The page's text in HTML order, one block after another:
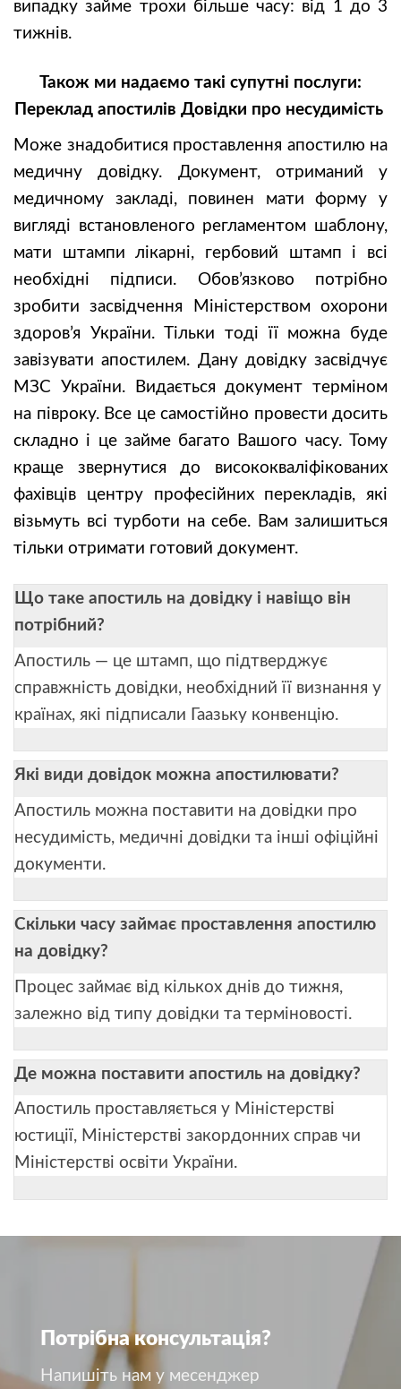
випадку займе трохи більше часу: від 1 до 3
тижнів.
Також ми надаємо такі супутні послуги:
Переклад апостилів Довідки про несудимість
Може знадобитися проставлення апостилю на
медичну довідку. Документ, отриманий у
медичному закладі, повинен мати форму у
вигляді встановленого регламентом шаблону,
мати штампи лікарні, гербовий штамп і всі
необхідні підписи. Обов’язково потрібно
зробити засвідчення Міністерством охорони
здоров’я України. Тільки тоді її можна буде
завізувати апостилем. Дану довідку засвідчує
МЗС України. Видається документ терміном
на півроку. Все це самостійно провести досить
складно і це займе багато Вашого часу. Тому
краще звернутися до висококваліфікованих
фахівців центру професійних перекладів, які
візьмуть всі турботи на себе. Вам залишиться
тільки отримати готовий документ.
Що таке апостиль на довідку і навіщо він
потрібний?
Апостиль — це штамп, що підтверджує
справжність довідки, необхідний її визнання у
країнах, які підписали Гаазьку конвенцію.
Які види довідок можна апостилювати?
Апостиль можна поставити на довідки про
несудимість, медичні довідки та інші офіційні
документи.
Скільки часу займає проставлення апостилю
на довідку?
Процес займає від кількох днів до тижня,
залежно від типу довідки та терміновості.
Де можна поставити апостиль на довідку?
Апостиль проставляється у Міністерстві
юстиції, Міністерстві закордонних справ чи
Міністерстві освіти України.
Потрібна консультація?
Напишіть нам у месенджер